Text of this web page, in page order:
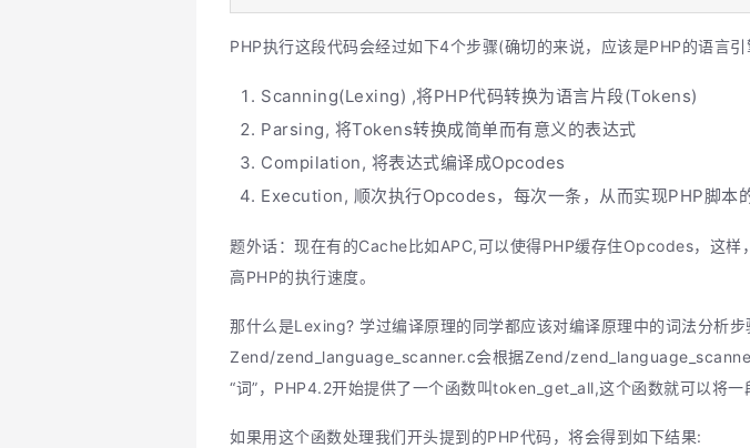
PHP执行这段代码会经过如下4个步骤(确切的来说，应该是PHP的语言
Scanning(Lexing) ,将PHP代码转换为语言片段(Tokens)
Parsing, 将Tokens转换成简单而有意义的表达式
Compilation, 将表达式编译成Opcodes
Execution, 顺次执行Opcodes，每次一条，从而实现PHP脚本的
题外话：现在有的Cache比如APC,可以使得PHP缓存住Opcodes，这
高PHP的执行速度。
那什么是Lexing? 学过编译原理的同学都应该对编译原理中的词法分析
Zend/zend_language_scanner.c会根据Zend/
“词”，PHP4.2开始提供了一个函数叫token_get_all,这个函数就可以将
如果用这个函数处理我们开头提到的PHP代码，将会得到如下结果: